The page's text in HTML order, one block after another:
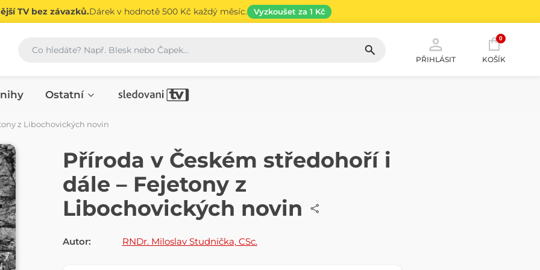
TV bez závazků.Dárek v hodnotě 500 Kč každý měsíc. Vyzkoušet za 1 Kč
Vyhledávání
PŘIHLÁSIT
0
KOŠÍK
Ostatní
z Libochovických novin
E-KNIHA
Příroda v Českém středohoří i
dále – Fejetony z
Libochovických novin
Autor: RNDr. Miloslav Studnička, CSc.